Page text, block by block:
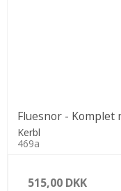
Fluesnor - Komplet
Kerbl
469a
515,00 DKK